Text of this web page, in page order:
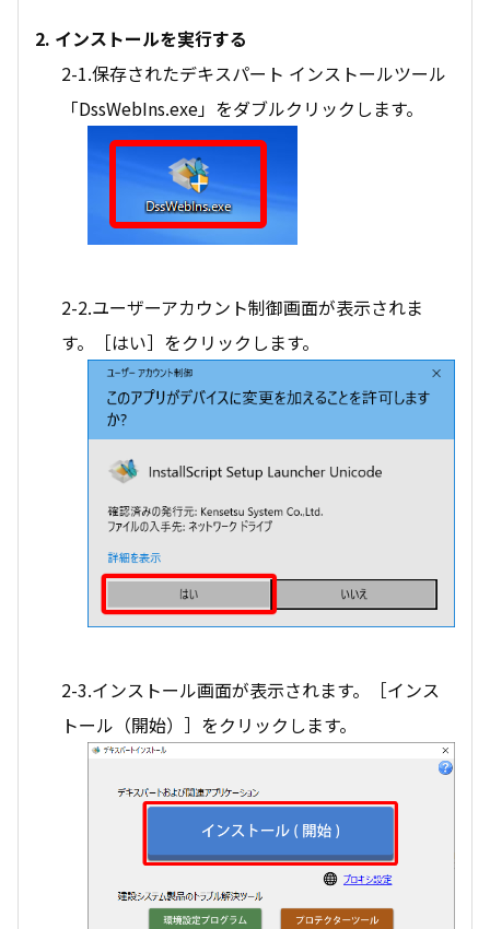
2. インストールを実行する
2-1.保存されたデキスパート インストールツール
「DssWebIns.exe」をダブルクリックします。
2-2.ユーザーアカウント制御画面が表示されま
す。［はい］をクリックします。
2-3.インストール画面が表示されます。［インス
トール（開始）］をクリックします。